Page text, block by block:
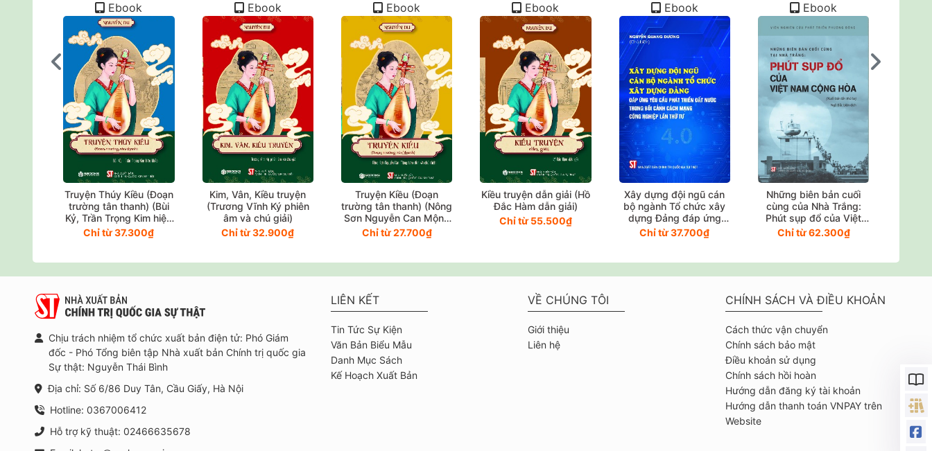
Ebook
Truyện Thúy Kiều (Đoạn
trường tân thanh) (Bùi
Kỷ, Trần Trọng Kim hiệu
khảo)
Chỉ từ 37.300₫
Ebook
Kim, Vân, Kiều truyện
(Trương Vĩnh Ký phiên
âm và chú giải)
Chỉ từ 32.900₫
Ebook
Truyện Kiều (Đoạn
trường tân thanh) (Nông
Sơn Nguyễn Can Mộng
hiệu đính và chú thích)
Chỉ từ 27.700₫
Ebook
Kiều truyện dẫn giải (Hồ
Đắc Hàm dẫn giải)
Chỉ từ 55.500₫
Ebook
Xây dựng đội ngũ cán
bộ ngành Tổ chức xây
dựng Đảng đáp ứng
yêu cầu phát triển đất
nước trong bối cảnh
nghiệp lần thứ tư
Chỉ từ 37.700₫
Ebook
Những biên bản cuối
cùng của Nhà Trắng:
Phút sụp đổ của Việt
Nam Cộng hoà (Xuất
bản lần thứ ba)
Chỉ từ 62.300₫
Chịu trách nhiệm tổ chức xuất bản điện tử: Phó Giám
đốc - Phó Tổng biên tập Nhà xuất bản Chính trị quốc gia
Sự thật: Nguyễn Thái Bình
Địa chỉ: Số 6/86 Duy Tân, Cầu Giấy, Hà Nội
Hotline: 0367006412
Hỗ trợ kỹ thuật: 02466635678
LIÊN KẾT
Tin Tức Sự Kiện
Văn Bản Biểu Mẫu
Danh Mục Sách
Kế Hoạch Xuất Bản
VỀ CHÚNG TÔI
Giới thiệu
Liên hệ
CHÍNH SÁCH VÀ ĐIỀU KHOẢN
Cách thức vận chuyển
Chính sách bảo mật
Điều khoản sử dụng
Chính sách hồi hoàn
Hướng dẫn đăng ký tài khoản
Hướng dẫn thanh toán VNPAY trên
Website